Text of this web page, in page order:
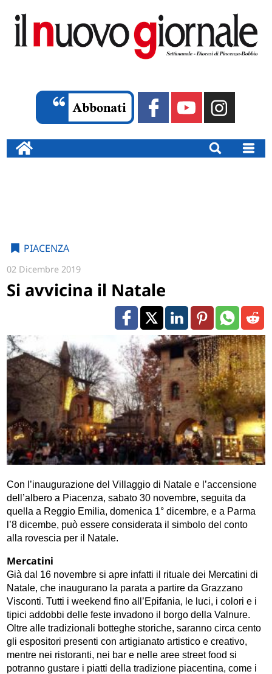
PIACENZA
02 Dicembre 2019
Si avvicina il Natale
Con l’inaugurazione del Villaggio di Natale e l’accensione
dell’albero a Piacenza, sabato 30 novembre, seguita da
quella a Reggio Emilia, domenica 1° dicembre, e a Parma
l’8 dicembe, può essere considerata il simbolo del conto
alla rovescia per il Natale.
Mercatini
Già dal 16 novembre si apre infatti il rituale dei Mercatini di
Natale, che inaugurano la parata a partire da Grazzano
Visconti. Tutti i weekend fino all’Epifania, le luci, i colori e i
tipici addobbi delle feste invadono il borgo della Valnure.
Oltre alle tradizionali botteghe storiche, saranno circa cento
gli espositori presenti con artigianato artistico e creativo,
mentre nei ristoranti, nei bar e nelle aree street food si
potranno gustare i piatti della tradizione piacentina, come i